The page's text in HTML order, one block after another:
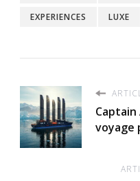
EXPERIENCES
LUXE
Captain
voyage